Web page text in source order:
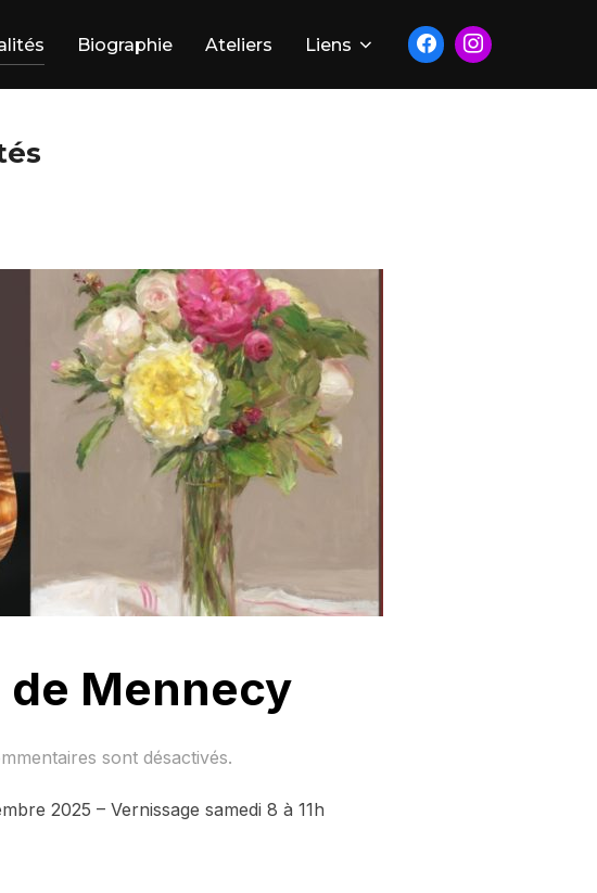
Biographie Ateliers Liens
de Mennecy
sont désactivés.
2025 – Vernissage samedi 8 à 11h